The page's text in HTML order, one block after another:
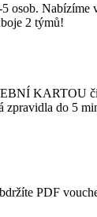
osob. Nabízíme
2 týmů!
KARTOU
zpravidla do 5
PDF